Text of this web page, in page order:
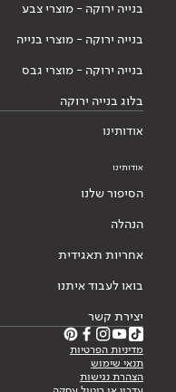
בנייה ירוקה - מוצרי צבע
בנייה ירוקה - מוצרי בנייה
בנייה ירוקה - מוצרי גבס
בלוג בנייה ירוקה
אודותינו
אודותינו
הסיפור שלנו
הנהלה
אחריות תאגידית
בואו לעבוד איתנו
יצירת קשר
מדיניות הפרטיות
תנאי שימוש
הצהרת נגישות